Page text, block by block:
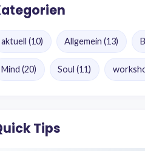
aktuell (10) Allgemein(13)
Mind (20) Soul(11)
Tips